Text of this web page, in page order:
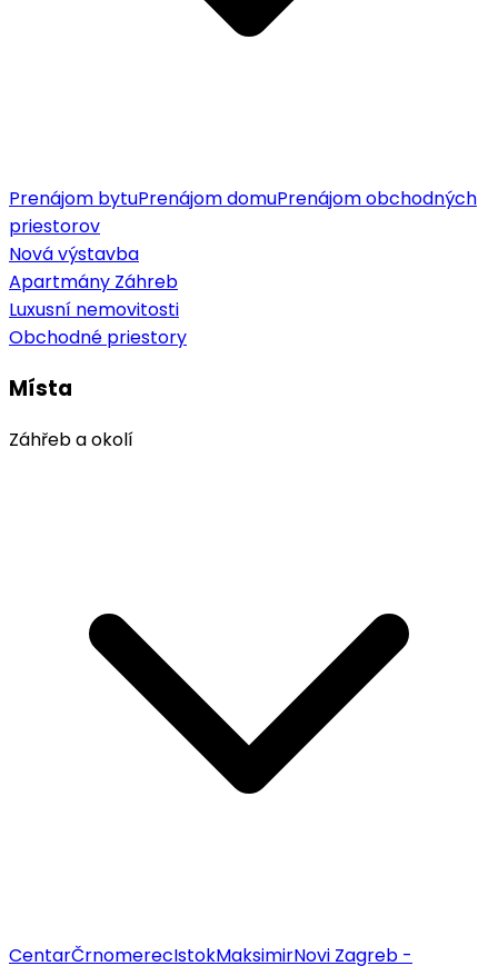
Prenájom bytuPrenájom domuPrenájom obchodných
priestorov
Nová výstavba
Apartmány Záhreb
Luxusní nemovitosti
Obchodné priestory
Místa
Záhřeb a okolí
CentarČrnomerecIstokMaksimirNovi Zagreb -